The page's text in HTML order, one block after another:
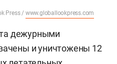
Press / www.globallookpress.com
дежурными
и уничтожены 12